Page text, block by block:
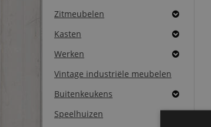
Zitmeubelen
Kasten
Werken
Vintage industriële meubelen
Buitenkeukens
Speelhuizen